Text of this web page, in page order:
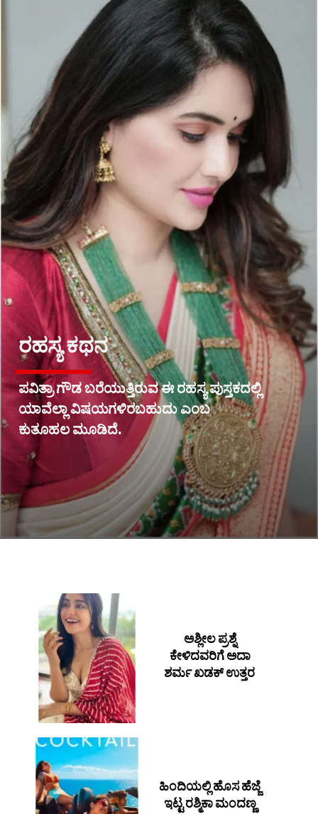
ರಹಸ್ಯ ಕಥನ
ಪವಿತ್ರಾ ಗೌಡ ಬರೆಯುತ್ತಿರುವ ಈ ರಹಸ್ಯ ಪುಸ್ತಕದಲ್ಲಿ
ಯಾವೆಲ್ಲಾ ವಿಷಯಗಳಿರಬಹುದು ಎಂಬ
ಕುತೂಹಲ ಮೂಡಿದೆ.
ಹಿಂದಿಯಲ್ಲಿ ಹೊಸ ಹೆಜ್ಜೆ
ಇಟ್ಟ ರಶ್ಮಿಕಾ ಮಂದಣ್ಣ
ಅಶ್ಲೀಲ ಪ್ರಶ್ನೆ
ಕೇಳಿದವರಿಗೆ ಅದಾ
ಶರ್ಮ ಖಡಕ್ ಉತ್ತರ